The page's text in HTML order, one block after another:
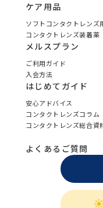
ケア用品
ソフトコンタクトレンズ
コンタクトレンズ装着薬
メルスプラン
ご利用ガイド
入会方法
はじめてガイド
安心アドバイス
コンタクトレンズコラム
コンタクトレンズ総合資
よくあるご質問